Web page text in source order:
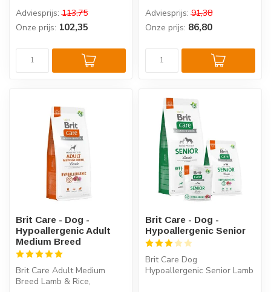
Adviesprijs: 113,75
Onze prijs: 102,35
Adviesprijs: 91,38
Onze prijs: 86,80
Brit Care - Dog -
Hypoallergenic Adult
Medium Breed
Brit Care Adult Medium
Breed Lamb & Rice,
Brit Care - Dog -
Hypoallergenic Senior
Brit Care Dog
Hypoallergenic Senior Lamb